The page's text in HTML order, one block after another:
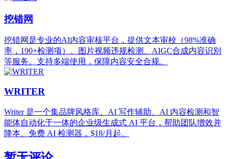
挖错网
挖错网是专业的AI内容审核平台，提供文本审校（98%准确
率，190+检测项）、图片视频违规检测、AIGC合成内容识别
等服务。支持多端使用，保障内容安全合规。
WRITER
Writer 是一个集品牌风格库、AI 写作辅助、AI 内容检测和智
能体自动化于一体的企业级生成式 AI 平台，帮助团队增效并
降本。免费 AI 检测器，$18/月起。